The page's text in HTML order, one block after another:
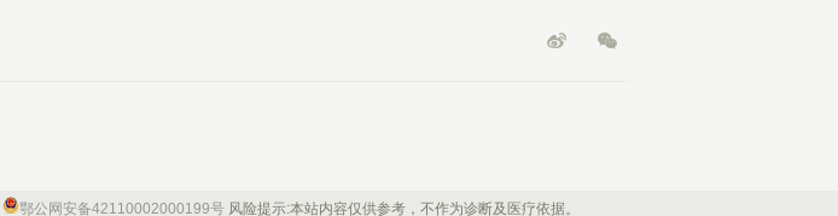
鄂公网安备42110002000199号 风险提示:本站内容仅供参考，不作为诊断及医疗依据。